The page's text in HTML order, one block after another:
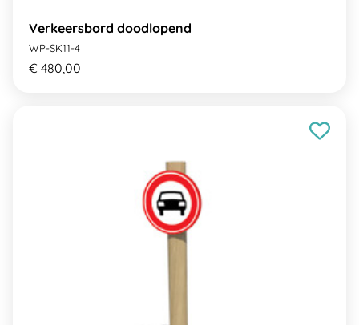
Verkeersbord doodlopend
WP-SK11-4
€ 480,00